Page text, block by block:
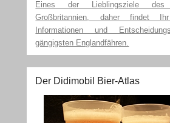
Eines der Lieblingsziele
Großbritannien, daher findet
Informationen und
gängigsten Englandfähren.
Der Didimobil Bier-Atlas